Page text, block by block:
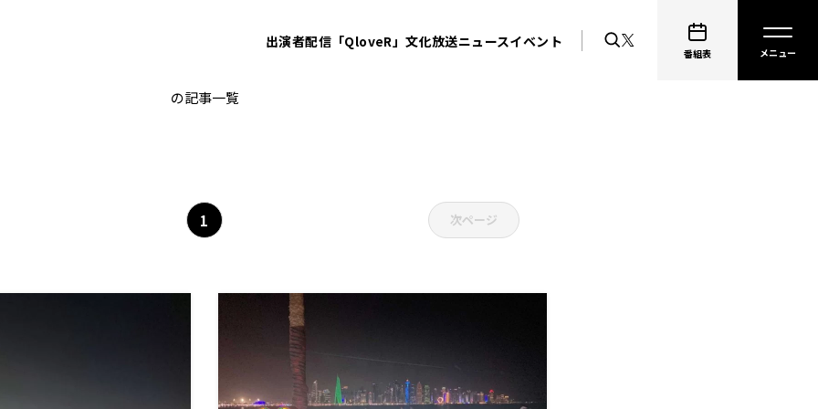
出演者配信「QloveR」文化放送ニュースイベント
番組表
の記事一覧
1 次ページ